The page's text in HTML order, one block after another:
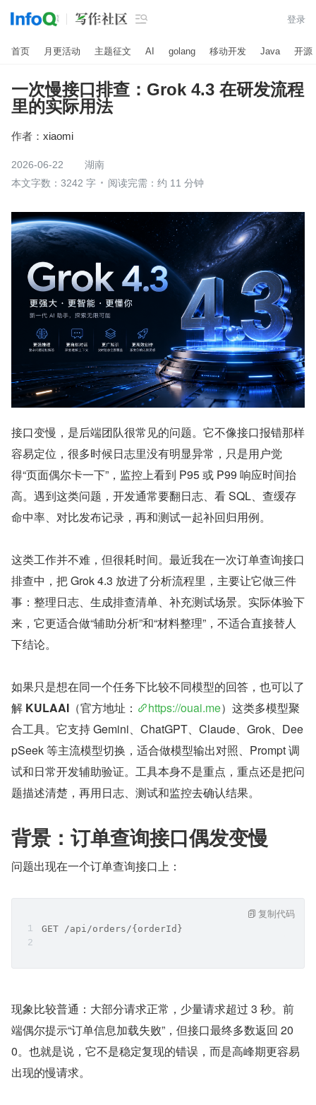
 登录
首页 月更活动 主题征文 AI golang 移动开发 Java 开源
一次慢接口排查：Grok 4.3 在研发流程
里的实际用法
作者： xiaomi
2026-06-22
湖南
本文字数：3242 字
阅读完需：约 11 分钟
接口变慢，是后端团队很常见的问题。它不像接口报错那样
容易定位，很多时候日志里没有明显异常，只是用户觉
得“页面偶尔卡一下”，监控上看到 P95 或 P99 响应时间抬
高。遇到这类问题，开发通常要翻日志、看 SQL、查缓存
命中率、对比发布记录，再和测试一起补回归用例。
这类工作并不难，但很耗时间。最近我在一次订单查询接口
排查中，把 Grok 4.3 放进了分析流程里，主要让它做三件
事：整理日志、生成排查清单、补充测试场景。实际体验下
来，它更适合做“辅助分析”和“材料整理”，不适合直接替人
下结论。
如果只是想在同一个任务下比较不同模型的回答，也可以了
解 KULAAI （官方地址： https://ouai.me）这类多模型聚
合工具。它支持 Gemini、ChatGPT、Claude、Grok、Dee
pSeek 等主流模型切换，适合做模型输出对照、Prompt 调
试和日常开发辅助验证。工具本身不是重点，重点还是把问
题描述清楚，再用日志、测试和监控去确认结果。
背景：订单查询接口偶发变慢
问题出现在一个订单查询接口上：
GET /api/orders/{orderId}
复制代码
现象比较普通：大部分请求正常，少量请求超过 3 秒。前
端偶尔提示“订单信息加载失败”，但接口最终多数返回 20
0。也就是说，它不是稳定复现的错误，而是高峰期更容易
出现的慢请求。